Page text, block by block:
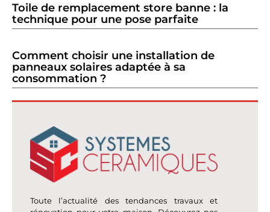
Toile de remplacement store banne : la
technique pour une pose parfaite
Comment choisir une installation de
panneaux solaires adaptée à sa
consommation ?
Toute l’actualité des tendances travaux et